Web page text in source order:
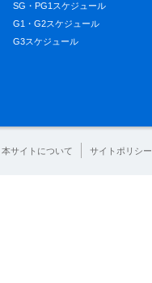
SG・PG1スケジュール
G1・G2スケジュール
G3スケジュール
本サイトについて サイトポリシー